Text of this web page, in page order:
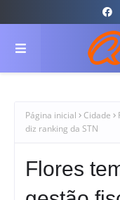
Página inicial Cidade
diz ranking da STN
Flores